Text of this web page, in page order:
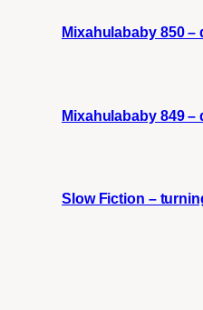
Mixahulababy 850 –
Mixahulababy 849 –
Slow Fiction –